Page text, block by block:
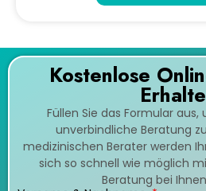
Kostenlose
Füllen Sie das Formular
unverbindliche Beratung
medizinischen Berater werden
sich so schnell wie möglich
Beratung bei